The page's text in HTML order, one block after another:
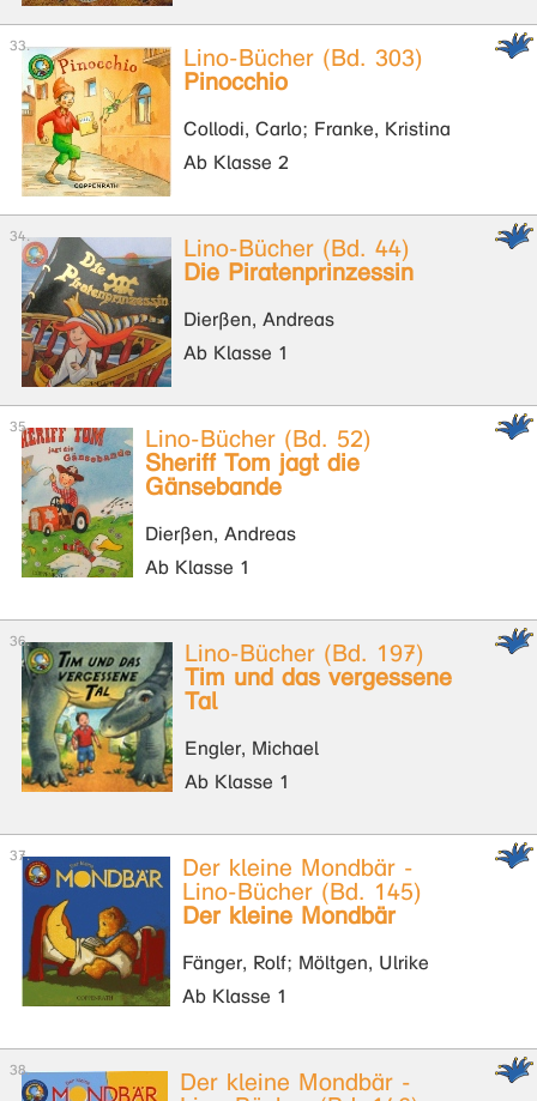
Lino-Bücher (Bd. 303)
Pinocchio
Collodi, Carlo; Franke, Kristina
Ab Klasse 2
Lino-Bücher (Bd. 44)
Die Piratenprinzessin
Dierßen, Andreas
Ab Klasse 1
Lino-Bücher (Bd. 52)
Sheriff Tom jagt die
Gänsebande
Dierßen, Andreas
Ab Klasse 1
Lino-Bücher (Bd. 197)
Tim und das vergessene
Tal
Engler, Michael
Ab Klasse 1
Der kleine Mondbär -
Lino-Bücher (Bd. 145)
Der kleine Mondbär
Fänger, Rolf; Möltgen, Ulrike
Ab Klasse 1
Der kleine Mondbär -